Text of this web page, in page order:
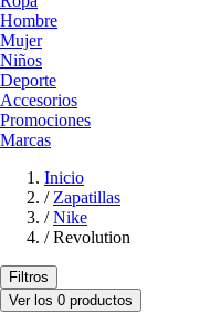
Hombre
Mujer
Niños
Deporte
Accesorios
Promociones
Marcas
Inicio
/ Zapatillas
/ Nike
/ Revolution
Filtros
Ver los 0 productos